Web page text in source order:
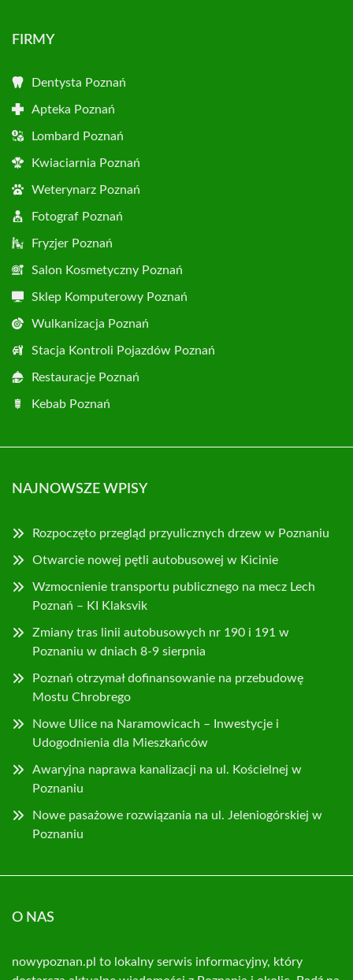
FIRMY
Dentysta Poznań
Apteka Poznań
Lombard Poznań
Kwiaciarnia Poznań
Weterynarz Poznań
Fotograf Poznań
Fryzjer Poznań
Salon Kosmetyczny Poznań
Sklep Komputerowy Poznań
Wulkanizacja Poznań
Stacja Kontroli Pojazdów Poznań
Restauracje Poznań
Kebab Poznań
NAJNOWSZE WPISY
Rozpoczęto przegląd przyulicznych drzew w Poznaniu
Otwarcie nowej pętli autobusowej w Kicinie
Wzmocnienie transportu publicznego na mecz Lech
Poznań – KI Klaksvik
Zmiany tras linii autobusowych nr 190 i 191 w
Poznaniu w dniach 8-9 sierpnia
Poznań otrzymał dofinansowanie na przebudowę
Mostu Chrobrego
Nowe Ulice na Naramowicach – Inwestycje i
Udogodnienia dla Mieszkańców
Awaryjna naprawa kanalizacji na ul. Kościelnej w
Poznaniu
Nowe pasażowe rozwiązania na ul. Jeleniogórskiej w
Poznaniu
O NAS
nowypoznan.pl to lokalny serwis informacyjny, który